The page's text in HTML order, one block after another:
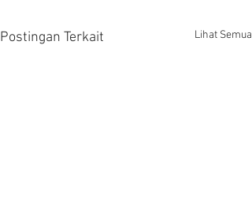
Postingan Terkait Lihat Semua